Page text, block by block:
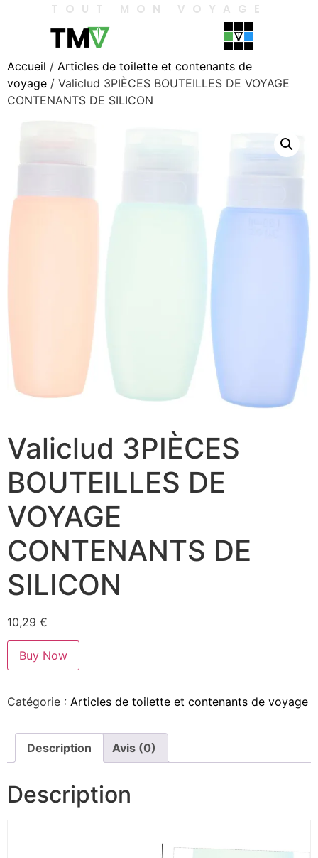
TOUT MON VOYAGE
Accueil / Articles de toilette et contenants de
voyage / Valiclud 3PIÈCES BOUTEILLES DE VOYAGE
CONTENANTS DE SILICON
Valiclud 3PIÈCES
BOUTEILLES DE
VOYAGE
CONTENANTS DE
SILICON
10,29 €
Buy Now
Catégorie : Articles de toilette et contenants de voyage
Description Avis (0)
Description